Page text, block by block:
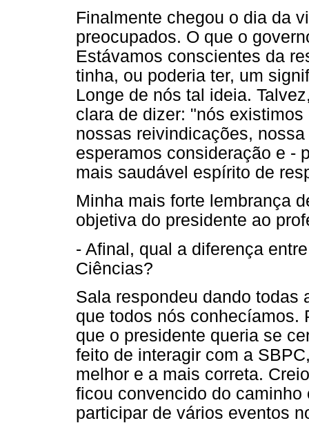
Finalmente chegou o dia da
preocupados. O que o
Estávamos conscientes da
tinha, ou poderia ter, um
Longe de nós tal ideia.
clara de dizer: "nós
nossas reivindicações,
esperamos consideração e -
mais saudável espírito de
Minha mais forte lembrança
objetiva do presidente ao
- Afinal, qual a diferença
Ciências?
Sala respondeu dando todas
que todos nós conhecíamos.
que o presidente queria se
feito de interagir com a
melhor e a mais correta.
ficou convencido do
participar de vários eventos